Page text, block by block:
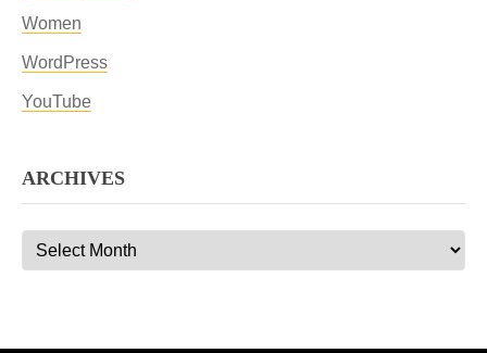
Women
WordPress
YouTube
ARCHIVES
Archives